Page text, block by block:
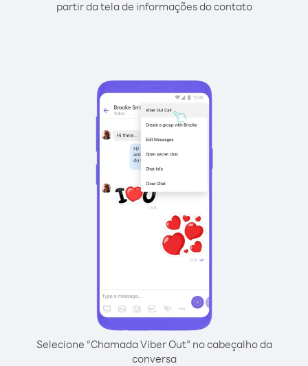
partir da tela de informações do contato
Selecione “Chamada Viber Out” no cabeçalho da
conversa